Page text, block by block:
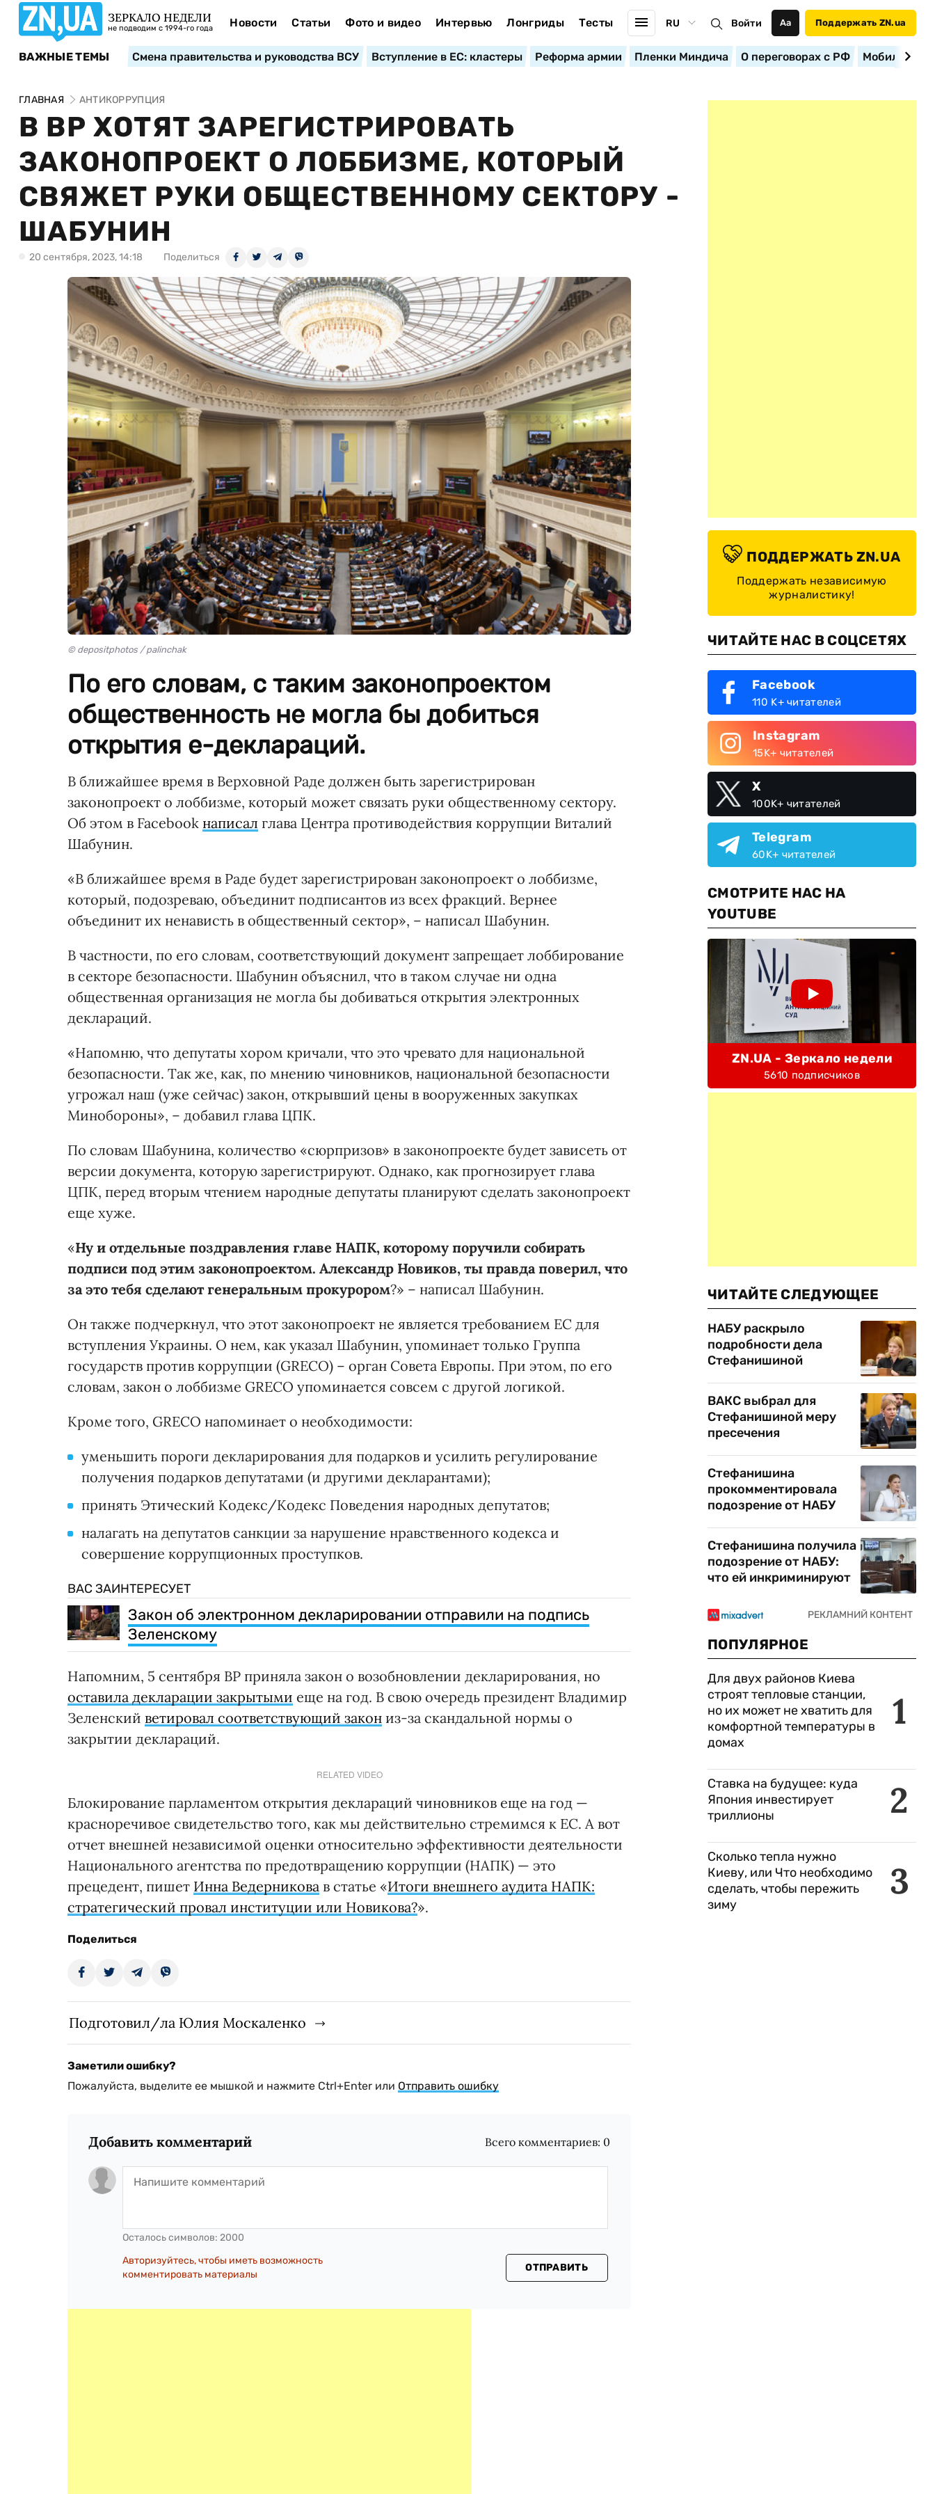
ЗЕРКАЛО НЕДЕЛИ
не подводим с 1994-го года Новости Статьи Фото и видео Интервью Лонгриды Тесты RU Войти Аа Поддержать ZN.ua
ВАЖНЫЕ ТЕМЫ Смена правительства и руководства ВСУ Вступление в ЕС: кластеры Реформа армии Пленки Миндича О переговорах с РФ
ГЛАВНАЯ АНТИКОРРУПЦИЯ
В ВР ХОТЯТ ЗАРЕГИСТРИРОВАТЬ
ЗАКОНОПРОЕКТ О ЛОББИЗМЕ, КОТОРЫЙ
СВЯЖЕТ РУКИ ОБЩЕСТВЕННОМУ СЕКТОРУ -
ШАБУНИН
20 сентября, 2023, 14:18 Поделиться
© depositphotos / palinchak
По его словам, с таким законопроектом
общественность не могла бы добиться
открытия е-деклараций.
В ближайшее время в Верховной Раде должен быть зарегистрирован
законопроект о лоббизме, который может связать руки общественному сектору.
Об этом в Facebook написал глава Центра противодействия коррупции Виталий
Шабунин.
«В ближайшее время в Раде будет зарегистрирован законопроект о лоббизме,
который, подозреваю, объединит подписантов из всех фракций. Вернее
объединит их ненависть в общественный сектор», – написал Шабунин.
В частности, по его словам, соответствующий документ запрещает лоббирование
в секторе безопасности. Шабунин объяснил, что в таком случае ни одна
общественная организация не могла бы добиваться открытия электронных
деклараций.
«Напомню, что депутаты хором кричали, что это чревато для национальной
безопасности. Так же, как, по мнению чиновников, национальной безопасности
угрожал наш (уже сейчас) закон, открывший цены в вооруженных закупках
Минобороны», – добавил глава ЦПК.
По словам Шабунина, количество «сюрпризов» в законопроекте будет зависеть от
версии документа, которую зарегистрируют. Однако, как прогнозирует глава
ЦПК, перед вторым чтением народные депутаты планируют сделать законопроект
еще хуже.
«Ну и отдельные поздравления главе НАПК, которому поручили собирать
подписи под этим законопроектом. Александр Новиков, ты правда поверил, что
за это тебя сделают генеральным прокурором?» – написал Шабунин.
Он также подчеркнул, что этот законопроект не является требованием ЕС для
вступления Украины. О нем, как указал Шабунин, упоминает только Группа
государств против коррупции (GRECO) – орган Совета Европы. При этом, по его
словам, закон о лоббизме GRECO упоминается совсем с другой логикой.
Кроме того, GRECO напоминает о необходимости:
уменьшить пороги декларирования для подарков и усилить регулирование
получения подарков депутатами (и другими декларантами);
принять Этический Кодекс/Кодекс Поведения народных депутатов;
налагать на депутатов санкции за нарушение нравственного кодекса и
совершение коррупционных проступков.
ВАС ЗАИНТЕРЕСУЕТ
Закон об электронном декларировании отправили на подпись
Зеленскому
Напомним, 5 сентября ВР приняла закон о возобновлении декларирования, но
оставила декларации закрытыми еще на год. В свою очередь президент Владимир
Зеленский ветировал соответствующий закон из-за скандальной нормы о
закрытии деклараций.
RELATED VIDEO
Блокирование парламентом открытия деклараций чиновников еще на год —
красноречивое свидетельство того, как мы действительно стремимся к ЕС. А вот
отчет внешней независимой оценки относительно эффективности деятельности
Национального агентства по предотвращению коррупции (НАПК) — это
прецедент, пишет Инна Ведерникова в статье «Итоги внешнего аудита НАПК:
стратегический провал институции или Новикова?».
Поделиться
Подготовил/ла Юлия Москаленко
Заметили ошибку?
Пожалуйста, выделите ее мышкой и нажмите Ctrl+Enter или Отправить ошибку
Добавить комментарий Всего комментариев: 0
Осталось символов: 2000
Авторизуйтесь, чтобы иметь возможность
комментировать материалы
ОТПРАВИТЬ
ПОДДЕРЖАТЬ ZN.UA
Поддержать независимую
журналистику!
ЧИТАЙТЕ НАС В СОЦСЕТЯХ
Facebook
110 K+ читателей
Instagram
15K+ читателей
X
100K+ читателей
Telegram
60K+ читателей
СМОТРИТЕ НАС НА
YOUTUBE
ZN.UA - Зеркало недели
5610 подписчиков
ЧИТАЙТЕ СЛЕДУЮЩЕЕ
НАБУ раскрыло
подробности дела
Стефанишиной
ВАКС выбрал для
Стефанишиной меру
пресечения
Стефанишина
прокомментировала
подозрение от НАБУ
Стефанишина получила
подозрение от НАБУ:
что ей инкриминируют
ПОПУЛЯРНОЕ
1
Для двух районов Киева
строят тепловые станции,
но их может не хватить для
комфортной температуры в
домах
2
Ставка на будущее: куда
Япония инвестирует
триллионы
3
Сколько тепла нужно
Киеву, или Что необходимо
сделать, чтобы пережить
зиму